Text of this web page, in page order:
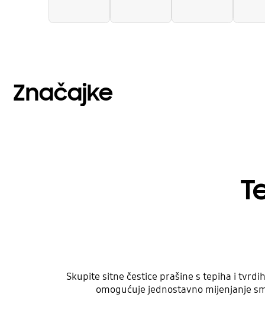
Značajke
Skupite sitne čestice prašine s tepiha i
omogućuje jednostavno mijenjanje